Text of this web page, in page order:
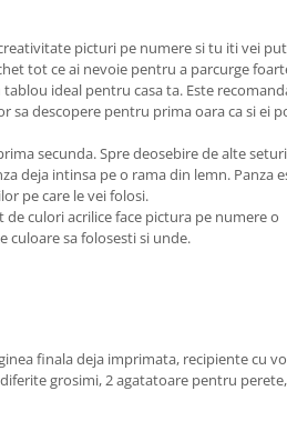
picturi pe numere si tu iti vei
tot ce ai nevoie pentru a parcurge
ideal pentru casa ta. Este
sa descopere pentru prima oara ca si ei
secunda. Spre deosebire de alte seturi
deja intinsa pe o rama din lemn. Panza
pe care le vei folosi.
de culori acrilice face pictura pe numere o
culoare sa folosesti si unde.
finala deja imprimata, recipiente cu
grosimi, 2 agatatoare pentru perete,